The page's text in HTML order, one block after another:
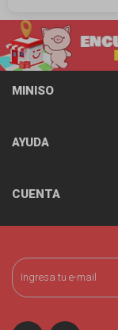
MINISO
AYUDA
CUENTA